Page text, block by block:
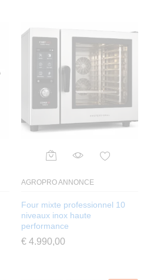
AGROPRO ANNONCE
Four mixte professionnel 10
niveaux inox haute
performance
€ 4.990,00